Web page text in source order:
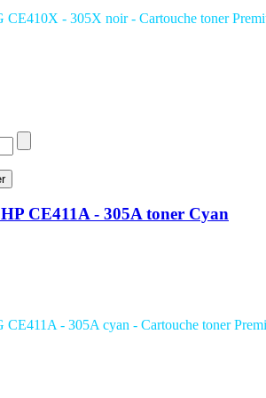
CE410X - 305X noir- Cartouche toner
CE411A - 305A toner Cyan
CE411A - 305A cyan - Cartouche toner